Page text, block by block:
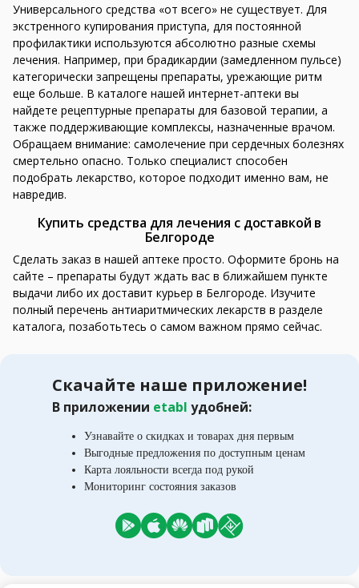
Универсального средства «от всего» не существует. Для
экстренного купирования приступа, для постоянной
профилактики используются абсолютно разные схемы
лечения. Например, при брадикардии (замедленном пульсе)
категорически запрещены препараты, урежающие ритм
еще больше. В каталоге нашей интернет-аптеки вы
найдете рецептурные препараты для базовой терапии, а
также поддерживающие комплексы, назначенные врачом.
Обращаем внимание: самолечение при сердечных болезнях
смертельно опасно. Только специалист способен
подобрать лекарство, которое подходит именно вам, не
навредив.
Купить средства для лечения с доставкой в
Белгороде
Сделать заказ в нашей аптеке просто. Оформите бронь на
сайте – препараты будут ждать вас в ближайшем пункте
выдачи либо их доставит курьер в Белгороде. Изучите
полный перечень антиаритмических лекарств в разделе
каталога, позаботьтесь о самом важном прямо сейчас.
Скачайте наше приложение!
В приложении etabl удобней:
Узнавайте о скидках и товарах дня первым
Выгодные предложения по доступным ценам
Карта лояльности всегда под рукой
Мониторинг состояния заказов